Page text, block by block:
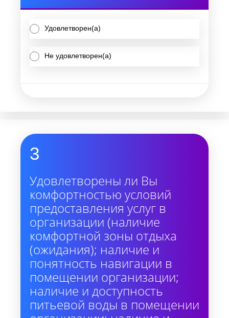
Удовлетворен(а)
Не удовлетворен(а)
3
Удовлетворены ли Вы
комфортностью условий
предоставления услуг в
организации (наличие
комфортной зоны отдыха
(ожидания); наличие и
понятность навигации в
помещении организации;
наличие и доступность
питьевой воды в помещении